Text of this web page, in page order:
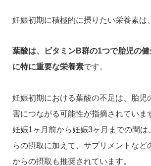
妊娠初期に積極的に摂りたい栄養素は
葉酸は、ビタミンB群の1つで胎児の
に特に重要な栄養素です。
妊娠初期における葉酸の不足は、胎児
害につながる可能性が指摘されていま
妊娠1ヶ月前から妊娠3ヶ月までの間は
らの摂取に加えて、サプリメントなど
からの摂取も推奨されています。